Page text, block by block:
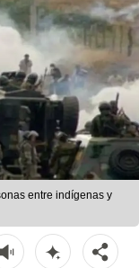
entre indígenas y